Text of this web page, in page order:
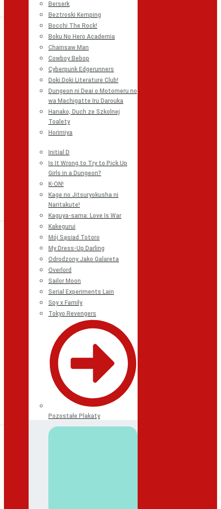
Berserk
Beztroski Kemping
Bocchi The Rock!
Boku No Hero Academia
Chainsaw Man
Cowboy Bebop
Cyberpunk Edgerunners
Doki Doki Literature Club!
Dungeon ni Deai o Motomeru no
wa Machigatte Iru Darouka
Hanako, Duch ze Szkolnej
Toalety
Horimiya
Initial D
Is It Wrong to Try to Pick Up
Girls in a Dungeon?
K-ON!
Kage no Jitsuryokusha ni
Naritakute!
Kaguya-sama: Love Is War
Kakegurui
Mój Sąsiad Totoro
My Dress-Up Darling
Odrodzony Jako Galareta
Overlord
Sailor Moon
Serial Experiments Lain
Spy x Family
Tokyo Revengers
Pozostałe Plakaty